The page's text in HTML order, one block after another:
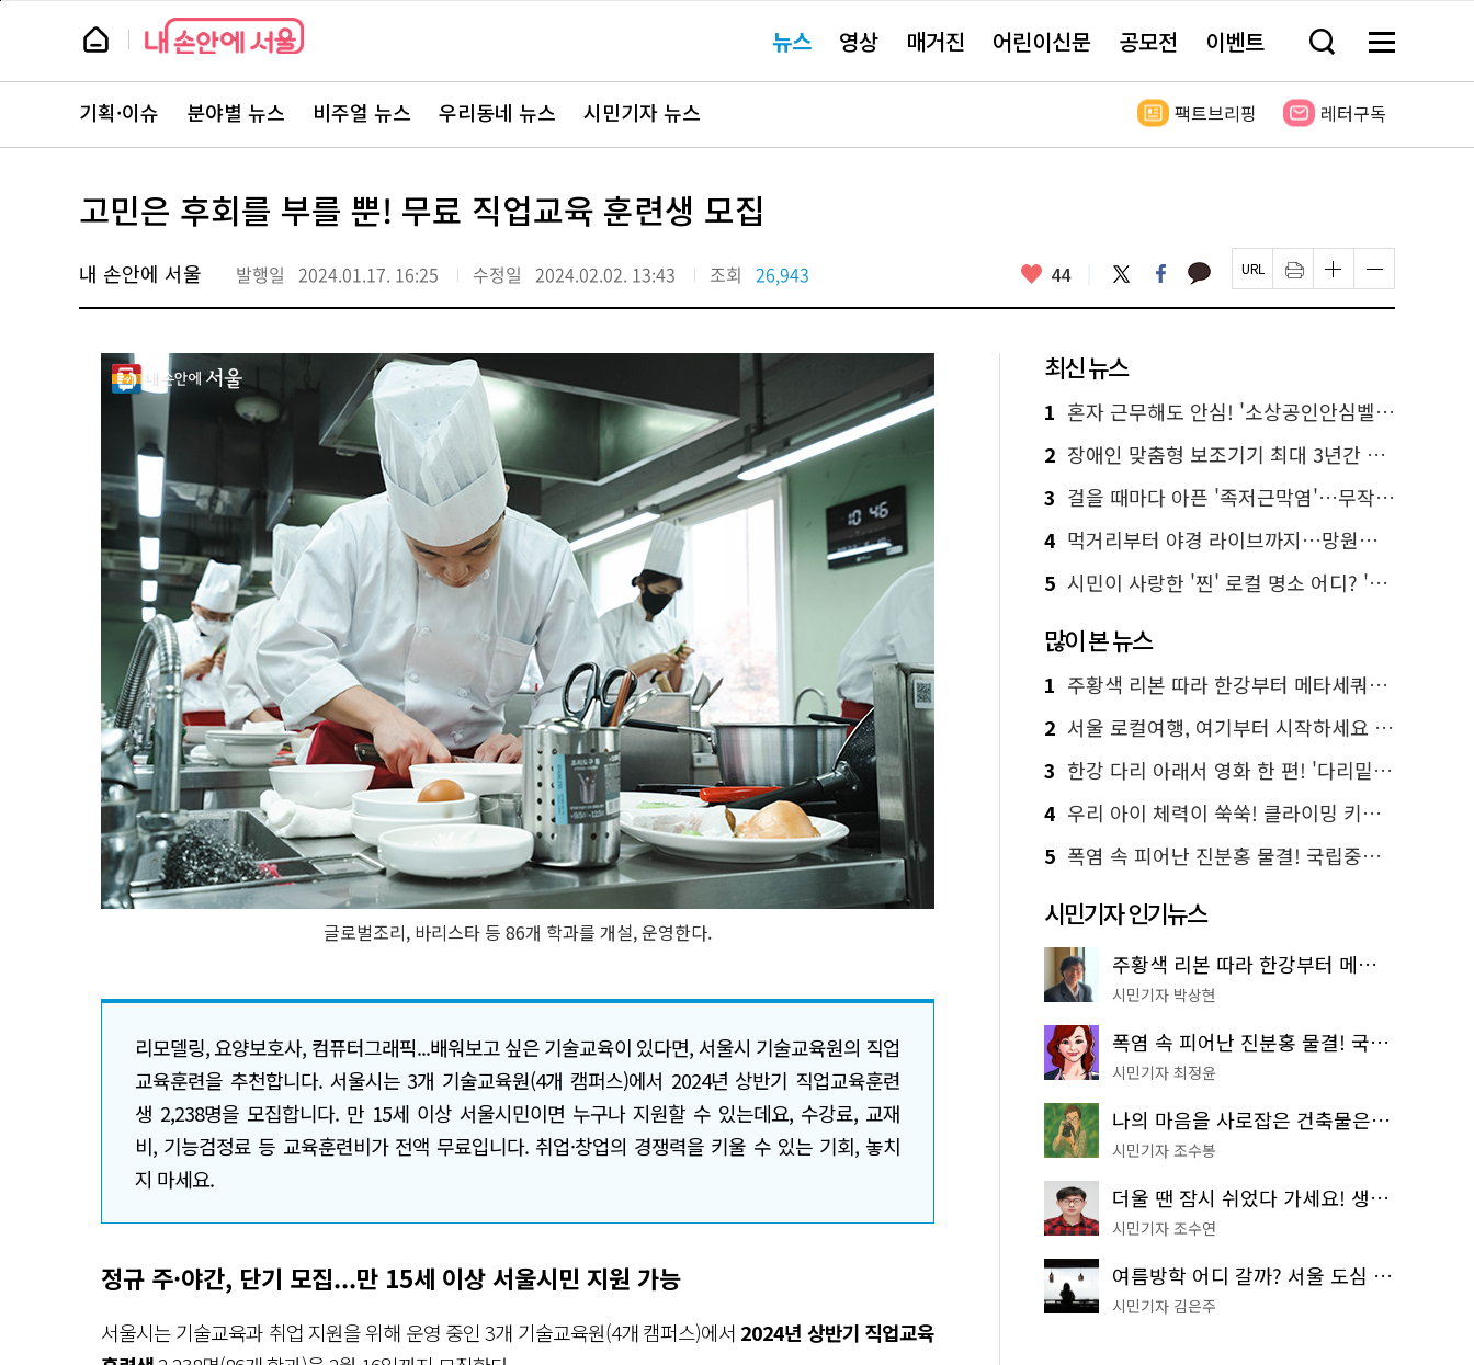
본
뉴
스 요뉴스 영상 매거진 어린이신문 공모전 이벤트 검
창
기
메
전
보
뉴
스
주
서
바
로
기획·이슈 분야별 뉴스 비주얼 뉴스 우리동네 뉴스 시민기자 뉴스 팩트브리핑 레터구독
고민은 후회를 부를 뿐! 무료 직업교육 훈련생 모집
내 손안에 서울 발행일 2024.01.17. 16:25 수정일 2024.02.02. 13:43 조회 26,943 좋
요
44 트
위
터
페
이
스
카
카 페
이
지
인
쇄
하
글
자
크
하
기
글
자
크
하
기
글로벌조리, 바리스타 등 86개 학과를 개설, 운영한다.
리모델링, 요양보호사, 컴퓨터그래픽...배워보고 싶은 기술교육이 있다면, 서울시 기술교육원의 직업
교육훈련을 추천합니다. 서울시는 3개 기술교육원(4개 캠퍼스)에서 2024년 상반기 직업교육훈련
생 2,238명을 모집합니다. 만 15세 이상 서울시민이면 누구나 지원할 수 있는데요, 수강료, 교재
비, 기능검정료 등 교육훈련비가 전액 무료입니다. 취업·창업의 경쟁력을 키울 수 있는 기회, 놓치
지 마세요.
정규 주·야간, 단기 모집...만 15세 이상 서울시민 지원 가능
서울시는 기술교육과 취업 지원을 위해 운영 중인 3개 기술교육원(4개 캠퍼스)에서 2024년 상반기 직업교육
최신 뉴스
1 혼자 근무해도 안심! '소상공인안심벨' 신청하세요
2 장애인 맞춤형 보조기기 최대 3년간 무상 대여…삶의 질 높인다
3 걸을 때마다 아픈 '족저근막염'…무작정 참지 말고 '이것' 해보세요!
4 먹거리부터 야경 라이브까지…망원한강공원 알짜 코스
5 시민이 사랑한 '찐' 로컬 명소 어디? '서울에디션25' 추천 코스
많이 본 뉴스
1 주황색 리본 따라 한강부터 메타세쿼이아 숲길까지…서울둘레길 15코스
2 서울 로컬여행, 여기부터 시작하세요 '서울에디션25'
3 한강 다리 아래서 영화 한 편! '다리밑 영화관' 무료 상영
4 우리 아이 체력이 쑥쑥! 클라이밍 키즈카페·어린이 체력장
5 폭염 속 피어난 진분홍 물결! 국립중앙박물관 배롱나무 명소
시민기자 인기뉴스
주황색 리본 따라 한강부터 메타세쿼이아 숲길까지…서울둘레길 15코스
시민기자 박상현
폭염 속 피어난 진분홍 물결! 국립중앙박물관 배롱나무 명소
시민기자 최정윤
나의 마음을 사로잡은 건축물은? '서울시 건축상' 수상작 공개!
시민기자 조수봉
더울 땐 잠시 쉬었다 가세요! 생수 냉장고부터 해피소·무더위쉼터까지
시민기자 조수연
여름방학 어디 갈까? 서울 도심 무료 실내 여행 코스 추천
시민기자 김은주
페